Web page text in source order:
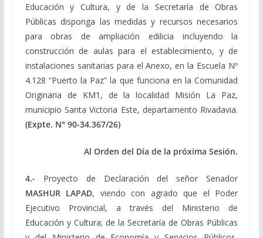
Educación y Cultura, y de la Secretaría de Obras
Públicas disponga las medidas y recursos necesarios
para obras de ampliación edilicia incluyendo la
construcción de aulas para el establecimiento, y de
instalaciones sanitarias para el Anexo, en la Escuela Nº
4.128 “Puerto la Paz” la que funciona en la Comunidad
Originaria de KM1, de la localidad Misión La Paz,
municipio Santa Victoria Este, departamento Rivadavia.
(Expte. N° 90-34.367/26)
Al Orden del Día de la próxima Sesión.
4.- Proyecto de Declaración del señor Senador
MASHUR LAPAD, viendo con agrado que el Poder
Ejecutivo Provincial, a través del Ministerio de
Educación y Cultura; de la Secretaría de Obras Públicas